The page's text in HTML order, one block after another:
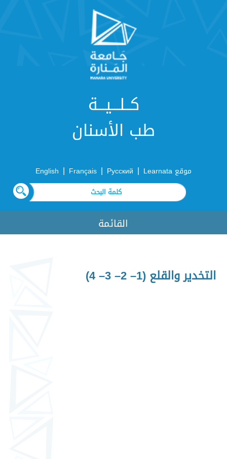
كــلـــيـــة
طب الأسنان
موقع Learnata |
Русский
|
Français
|
English
القائمة
التخدير والقلع (1– 2– 3– 4)